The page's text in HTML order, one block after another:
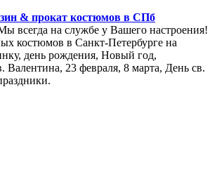
& прокат костюмов в СПб
всегда на службе у Вашего настроения!
костюмов в Санкт-Петербурге на
день рождения, Новый год,
Валентина, 23 февраля, 8 марта, День св.